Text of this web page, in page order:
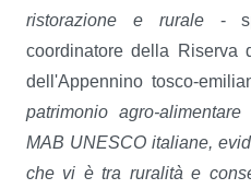
ristorazione e rurale-
coordinatore della Riserva
dell'Appennino tosco-
patrimonio agro-
MAB UNESCO italiane,
che vi è tra ruralità e